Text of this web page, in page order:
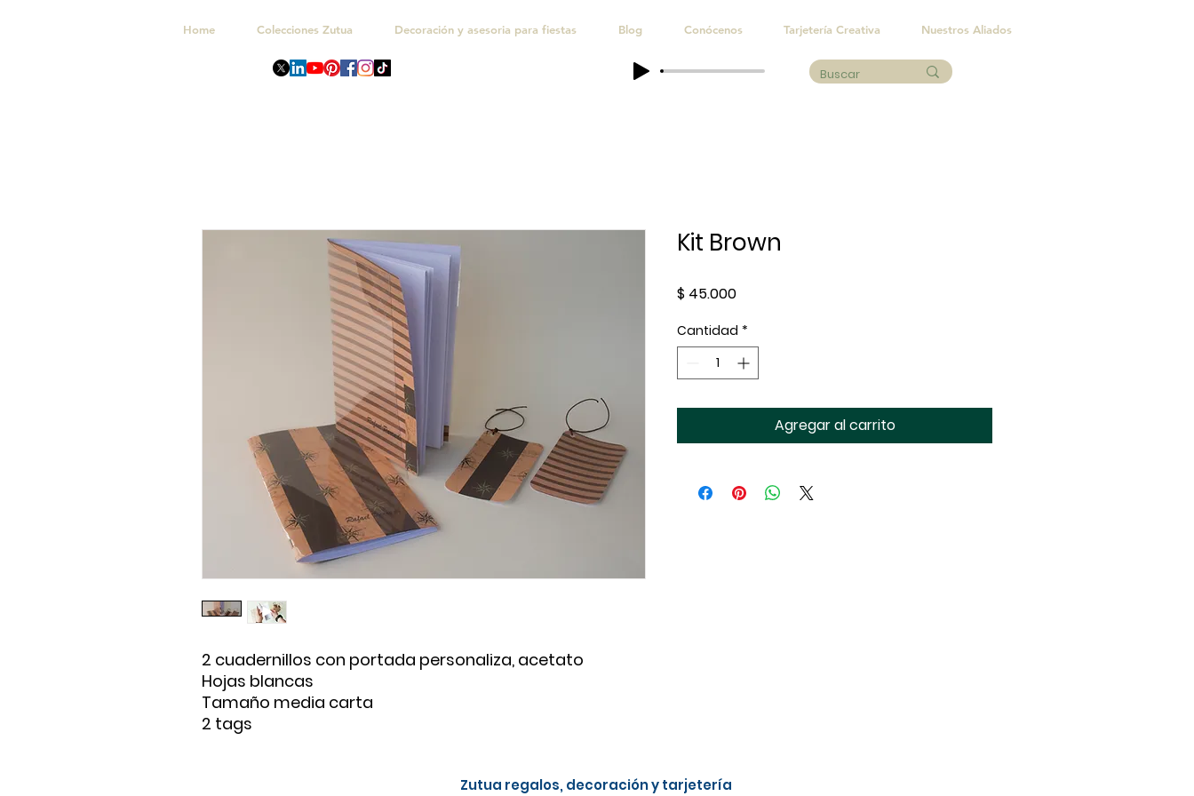
Home Colecciones Zutua Decoración y asesoria para fiestas Blog Conócenos Tarjetería Creativa Nuestros Aliados
2 cuadernillos con portada personaliza, acetato
Hojas blancas
Tamaño media carta
2 tags
Kit Brown
$ 45.000Precio
Cantidad *
Agregar al carrito
Zutua regalos, decoración y tarjetería